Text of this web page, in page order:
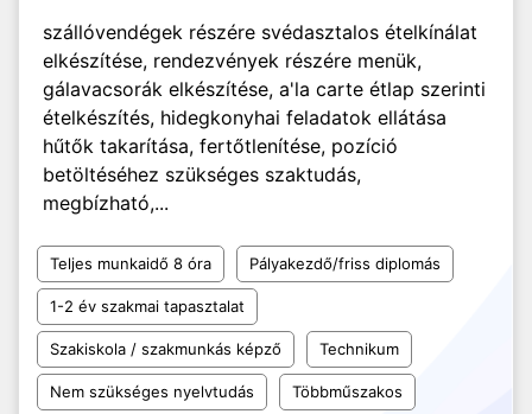
szállóvendégek részére svédasztalos ételkínálat
elkészítése, rendezvények részére menük,
gálavacsorák elkészítése, a'la carte étlap szerinti
ételkészítés, hidegkonyhai feladatok ellátása
hűtők takarítása, fertőtlenítése, pozíció
betöltéséhez szükséges szaktudás,
megbízható,...
Teljes munkaidő 8 óra Pályakezdő/friss diplomás
1-2 év szakmai tapasztalat
Szakiskola / szakmunkás képző Technikum
Nem szükséges nyelvtudás Többműszakos